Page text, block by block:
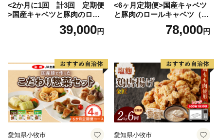
<2か月に1回 計3回 定期便
>国産キャベツと豚肉のロー
ルキャベツ（4P入り）
39,000円
<6ヶ月定期便>国産キャベツ
と豚肉のロールキャベツ（4P
78,000円
愛知県小牧市 愛知県小牧市